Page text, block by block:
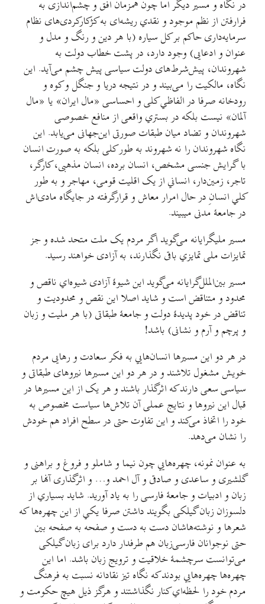
در نگاه و مسیر دیگر اما چون همزمان افق و چشم‌اندازی به
فرارفتن از نظم موجود و نقدي ریشه‌ای به کژکارکردی‌های نظام
سرمایه‌داری حاکم بر کل سیاره (با هر دین و رنگ و مدل و
عنوان و ادعایی) وجود دارد، در پشت خطاب دولت به
شهروندان، پیش‌شرط‌های دولت سیاسی پیش چشم می‌آید. این
نگاه، مالکیت را می‌بیند و در نتیجه دریا و جنگل و کوه و
رودخانه صرفا در الفاظي کلی و احساسی «مال ایران» یا «مال
آلمان» نیست بلکه در بستري واقعی از منافع خصوصی
شهروندان و تضاد میان طبقات صورتی این‌جهانی می‌یابد. این
نگاه شهروندان را نه شهروند به طور کلی بلکه به صورت انسان
با گرایش جنسی مشخص، انسان برده، انسان مذهبی، کارگر،
تاجر، زمین‌دار، انساني از یک اقلیت قومی، مهاجر و به طور
کلي انسانِ در حال امرار معاش و قرارگرفته در جایگاه مادی‌اش
در جامعهٔ مدنی میبیند.
مسیر ملیگرایانه می‌گوید اگر مردم یک ملت متحد شده و جز
تمایزات ملی تمایزي باقی نگذارند، به آزادی خواهند رسید.
مسیر بین‌الملل‌گرایانه می‌گوید این شیوهٔ آزادی شیوه‌اي ناقص و
محدود و متناقض است و شاید اصلا این نقص و محدودیت و
تناقض در خود پدیدهٔ دولت و جامعهٔ طبقاتی (با هر ملیت و زبان
و پرچم و آرم و نشانی) باشد!
در هر دو این مسیرها انسان‌هایي به فکر سعادت و رهایی مردم
خویش مشغول تلاشند و در هر دو این مسیرها نیروهای طبقاتی و
سیاسی سعی دارند که اثرگذار باشند و هر یک از این مسیرها در
قبال این نیروها و نتایج عملی آن تلاش‌ها سیاست مخصوص به
خود را اتخاذ می‌کند و این تفاوت حتی در سطح افراد هم خودش
را نشان می‌دهد.
به عنوان نمونه، چهره‌هایي چون نیما و شاملو و فروغ و براهنی و
گلشیری و ساعدی و صادقی و آل احمد و… و اثرگذاری آنها بر
زبان و ادبیات و جامعهٔ فارسی را به یاد آورید. شاید بسیاري از
دلسوزان زبان گیلکی بگویند داشتن صرفا یکي از این چهره‌ها که
شعرها و نوشته‌هاشان دست به دست و صفحه به صفحه بین
حتی نوجوانان فارسی‌زبان هم طرفدار دارد برای زبان گیلکی
می‌توانست سرچشمهٔ خلاقیت و ترویج زبان باشد. اما این
چهره‌ها چهره‌هایي بودند که نگاه تیز نقادانه نسبت به فرهنگ
مردم خود را لحظه‌اي کنار نگذاشتند و هرگز ذیل هیچ حکومت و